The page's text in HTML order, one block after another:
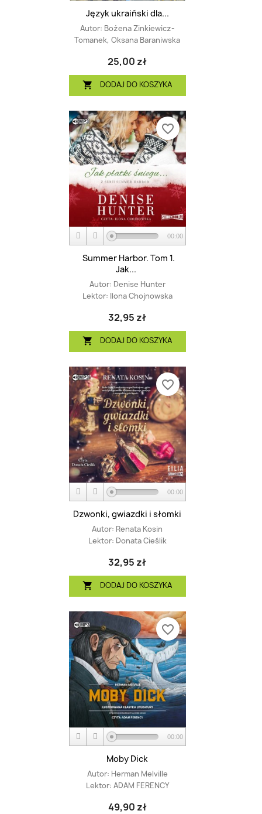
Język ukraiński dla...
Autor: Bożena Zinkiewicz-
Tomanek, Oksana Baraniwska
25,00 zł
 DODAJ DO KOSZYKA
00:00
Summer Harbor. Tom 1.
Jak...
Autor: Denise Hunter
Lektor: Ilona Chojnowska
32,95 zł
 DODAJ DO KOSZYKA
favorite_border
00:00
Dzwonki, gwiazdki i słomki
Autor: Renata Kosin
Lektor: Donata Cieślik
32,95 zł
 DODAJ DO KOSZYKA
favorite_border
00:00
Moby Dick
Autor: Herman Melville
Lektor: ADAM FERENCY
49,90 zł
favorite_border